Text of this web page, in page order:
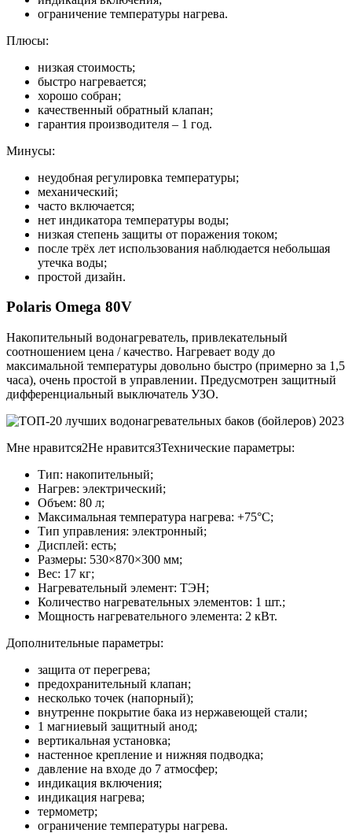
ограничение температуры нагрева.
Плюсы:
низкая стоимость;
быстро нагревается;
хорошо собран;
качественный обратный клапан;
гарантия производителя – 1 год.
Минусы:
неудобная регулировка температуры;
механический;
часто включается;
нет индикатора температуры воды;
низкая степень защиты от поражения током;
после трёх лет использования наблюдается небольшая
утечка воды;
простой дизайн.
Polaris Omega 80V
Накопительный водонагреватель, привлекательный
соотношением цена / качество. Нагревает воду до
максимальной температуры довольно быстро (примерно за 1,5
часа), очень простой в управлении. Предусмотрен защитный
дифференциальный выключатель УЗО.
Мне нравится2Не нравится3Технические параметры:
Тип: накопительный;
Нагрев: электрический;
Объем: 80 л;
Максимальная температура нагрева: +75°С;
Тип управления: электронный;
Дисплей: есть;
Размеры: 530×870×300 мм;
Вес: 17 кг;
Нагревательный элемент: ТЭН;
Количество нагревательных элементов: 1 шт.;
Мощность нагревательного элемента: 2 кВт.
Дополнительные параметры:
защита от перегрева;
предохранительный клапан;
несколько точек (напорный);
внутренне покрытие бака из нержавеющей стали;
1 магниевый защитный анод;
вертикальная установка;
настенное крепление и нижняя подводка;
давление на входе до 7 атмосфер;
индикация включения;
индикация нагрева;
термометр;
ограничение температуры нагрева.